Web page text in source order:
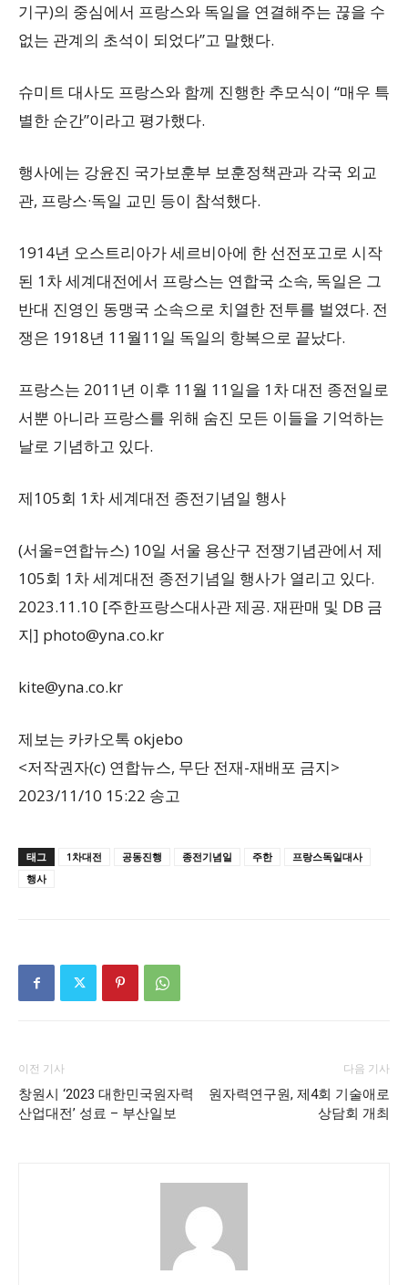
기구)의 중심에서 프랑스와 독일을 연결해주는 끊을 수
없는 관계의 초석이 되었다”고 말했다.
슈미트 대사도 프랑스와 함께 진행한 추모식이 “매우 특
별한 순간”이라고 평가했다.
행사에는 강윤진 국가보훈부 보훈정책관과 각국 외교
관, 프랑스·독일 교민 등이 참석했다.
1914년 오스트리아가 세르비아에 한 선전포고로 시작
된 1차 세계대전에서 프랑스는 연합국 소속, 독일은 그
반대 진영인 동맹국 소속으로 치열한 전투를 벌였다. 전
쟁은 1918년 11월11일 독일의 항복으로 끝났다.
프랑스는 2011년 이후 11월 11일을 1차 대전 종전일로
서뿐 아니라 프랑스를 위해 숨진 모든 이들을 기억하는
날로 기념하고 있다.
제105회 1차 세계대전 종전기념일 행사
(서울=연합뉴스) 10일 서울 용산구 전쟁기념관에서 제
105회 1차 세계대전 종전기념일 행사가 열리고 있다.
2023.11.10 [주한프랑스대사관 제공. 재판매 및 DB 금
지] photo@yna.co.kr
kite@yna.co.kr
제보는 카카오톡 okjebo
<저작권자(c) 연합뉴스, 무단 전재-재배포 금지>
2023/11/10 15:22 송고
태그 1차대전 공동진행 종전기념일 주한
프랑스독일대사
행사
이전 기사
창원시 ‘2023 대한민국원자력
산업대전’ 성료 – 부산일보
다음 기사
원자력연구원, 제4회 기술애로
상담회 개최